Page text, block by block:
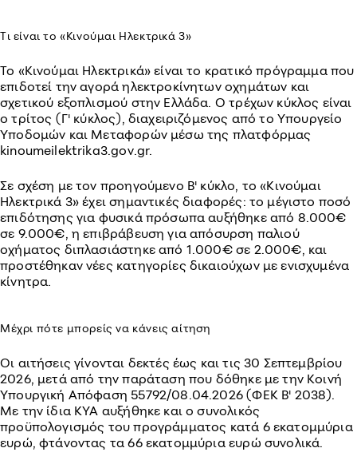
Τι είναι το «Κινούμαι Ηλεκτρικά 3»
Το «Κινούμαι Ηλεκτρικά» είναι το κρατικό πρόγραμμα που
επιδοτεί την αγορά ηλεκτροκίνητων οχημάτων και
σχετικού εξοπλισμού στην Ελλάδα. Ο τρέχων κύκλος είναι
ο τρίτος (Γ' κύκλος), διαχειριζόμενος από το Υπουργείο
Υποδομών και Μεταφορών μέσω της πλατφόρμας
kinoumeilektrika3.gov.gr.
Σε σχέση με τον προηγούμενο Β' κύκλο, το «Κινούμαι
Ηλεκτρικά 3» έχει σημαντικές διαφορές: το μέγιστο ποσό
επιδότησης για φυσικά πρόσωπα αυξήθηκε από 8.000€
σε 9.000€, η επιβράβευση για απόσυρση παλιού
οχήματος διπλασιάστηκε από 1.000€ σε 2.000€, και
προστέθηκαν νέες κατηγορίες δικαιούχων με ενισχυμένα
κίνητρα.
Μέχρι πότε μπορείς να κάνεις αίτηση
Οι αιτήσεις γίνονται δεκτές έως και τις 30 Σεπτεμβρίου
2026, μετά από την παράταση που δόθηκε με την Κοινή
Υπουργική Απόφαση 55792/08.04.2026 (ΦΕΚ Β' 2038).
Με την ίδια ΚΥΑ αυξήθηκε και ο συνολικός
προϋπολογισμός του προγράμματος κατά 6 εκατομμύρια
ευρώ, φτάνοντας τα 66 εκατομμύρια ευρώ συνολικά.